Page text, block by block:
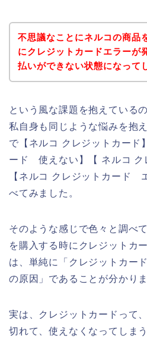
不思議なことにネルコの商品
にクレジットカードエラーが
払いができない状態になって
という風な課題を抱えている
私自身も同じような悩みを抱
で【ネルコ クレジットカード
ード 使えない】【 ネルコ ク
【ネルコ クレジットカード
べてみました。
そのような感じで色々と調べ
を購入する時にクレジットカ
は、単純に「クレジットカー
の原因」であることが分かりま
実は、クレジットカードって
切れて、使えなくなってしま